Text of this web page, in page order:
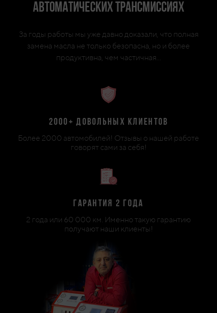
автоматических трансмиссиях
За годы работы мы уже давно доказали, что полная
замена масла не только безопасна, но и более
продуктивна, чем частичная...
2000+ довольных клиентов
Более 2000 автомобилей! Отзывы о нашей работе
говорят сами за себя!
Гарантия 2 года
2 года или 60 000 км. Именно такую гарантию
получают наши клиенты!